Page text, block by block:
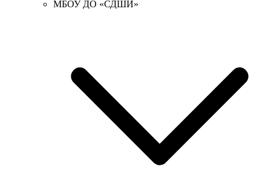
МБОУ ДО «СДШИ»